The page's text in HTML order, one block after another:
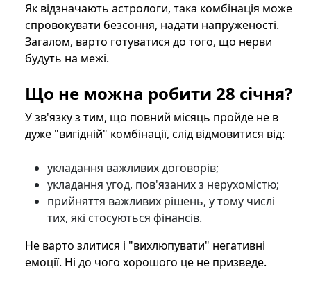
Як відзначають астрологи, така комбінація може
спровокувати безсоння, надати напруженості.
Загалом, варто готуватися до того, що нерви
будуть на межі.
Що не можна робити 28 січня?
У зв'язку з тим, що повний місяць пройде не в
дуже "вигідній" комбінації, слід відмовитися від:
укладання важливих договорів;
укладання угод, пов'язаних з нерухомістю;
прийняття важливих рішень, у тому числі
тих, які стосуються фінансів.
Не варто злитися і "вихлюпувати" негативні
емоції. Ні до чого хорошого це не призведе.